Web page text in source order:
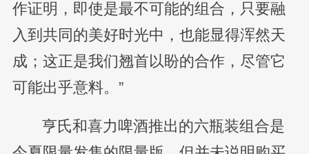
作证明，即使是最不可能的组合，只要融
入到共同的美好时光中，也能显得浑然天
成；这正是我们翘首以盼的合作，尽管它
可能出乎意料。”
亨氏和喜力啤酒推出的六瓶装组合是